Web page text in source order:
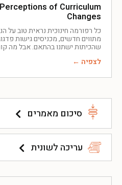
סיכום מאמרים
עריכה לשונית
of Curriculum
Changes
כל רפורמה חינוכית נראית טוב על
מתווים חדשים, מכניסים גישות
שהכיתות ישתנו בהתאם. אבל מה
לצפיה ←